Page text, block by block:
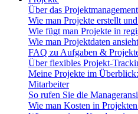
Über das
Wie man Projekte erstellt
Wie fügt man Projekte in
Wie man Projektdaten
FAQ zu Aufgaben &
Über flexibles Projekt-
Meine Projekte im
Mitarbeiter
So rufen Sie die
Wie man Kosten in